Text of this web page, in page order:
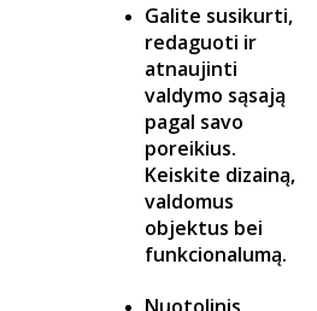
Galite susikurti,
redaguoti ir
atnaujinti
valdymo sąsają
pagal savo
poreikius.
Keiskite dizainą,
valdomus
objektus bei
funkcionalumą.